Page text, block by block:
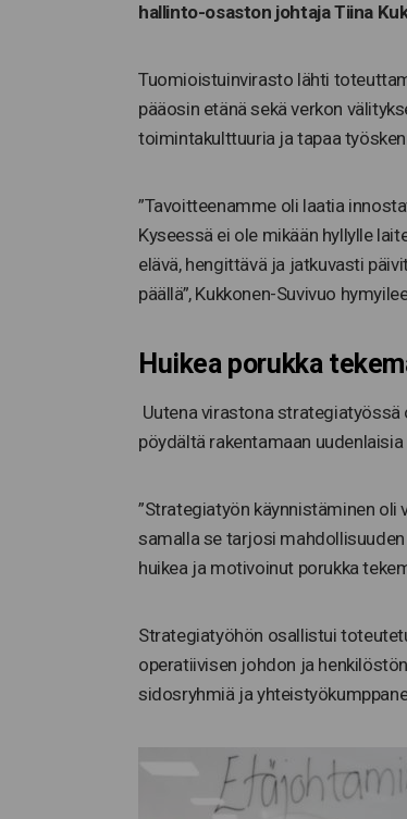
hallinto-osaston johtaja Tiina
Tuomioistuinvirasto lähti
pääosin etänä sekä verkon
toimintakulttuuria ja tapaa
”Tavoitteenamme oli laatia
Kyseessä ei ole mikään hyllylle
elävä, hengittävä ja jatkuvasti
päällä”, Kukkonen-Suvivuo
Huikea porukka
Uutena virastona
pöydältä rakentamaan
”Strategiatyön käynnistäminen
samalla se tarjosi
huikea ja motivoinut porukka
Strategiatyöhön osallistui
operatiivisen johdon ja
sidosryhmiä ja